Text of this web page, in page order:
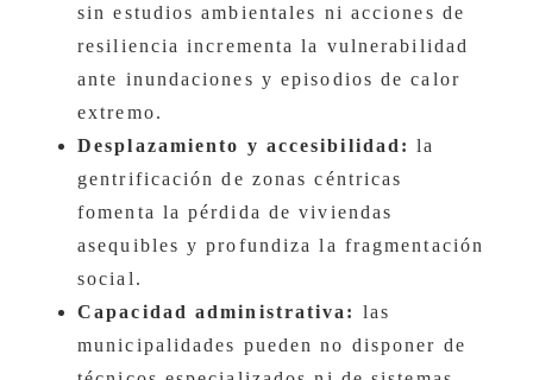
sin estudios ambientales ni acciones de
resiliencia incrementa la vulnerabilidad
ante inundaciones y episodios de calor
extremo.
Desplazamiento y accesibilidad: la
gentrificación de zonas céntricas
fomenta la pérdida de viviendas
asequibles y profundiza la fragmentación
social.
Capacidad administrativa: las
municipalidades pueden no disponer de